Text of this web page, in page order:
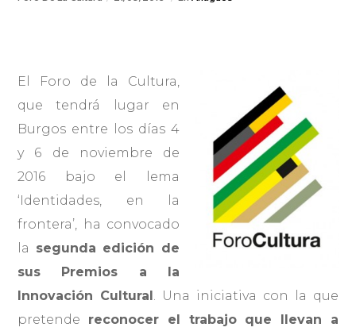
El Foro de la Cultura,
que tendrá lugar en
Burgos entre los días 4
y 6 de noviembre de
2016 bajo el lema
‘Identidades, en la
frontera’, ha convocado
la segunda edición de
sus Premios a la
Innovación Cultural . Una iniciativa con la que
pretende reconocer el trabajo que llevan a